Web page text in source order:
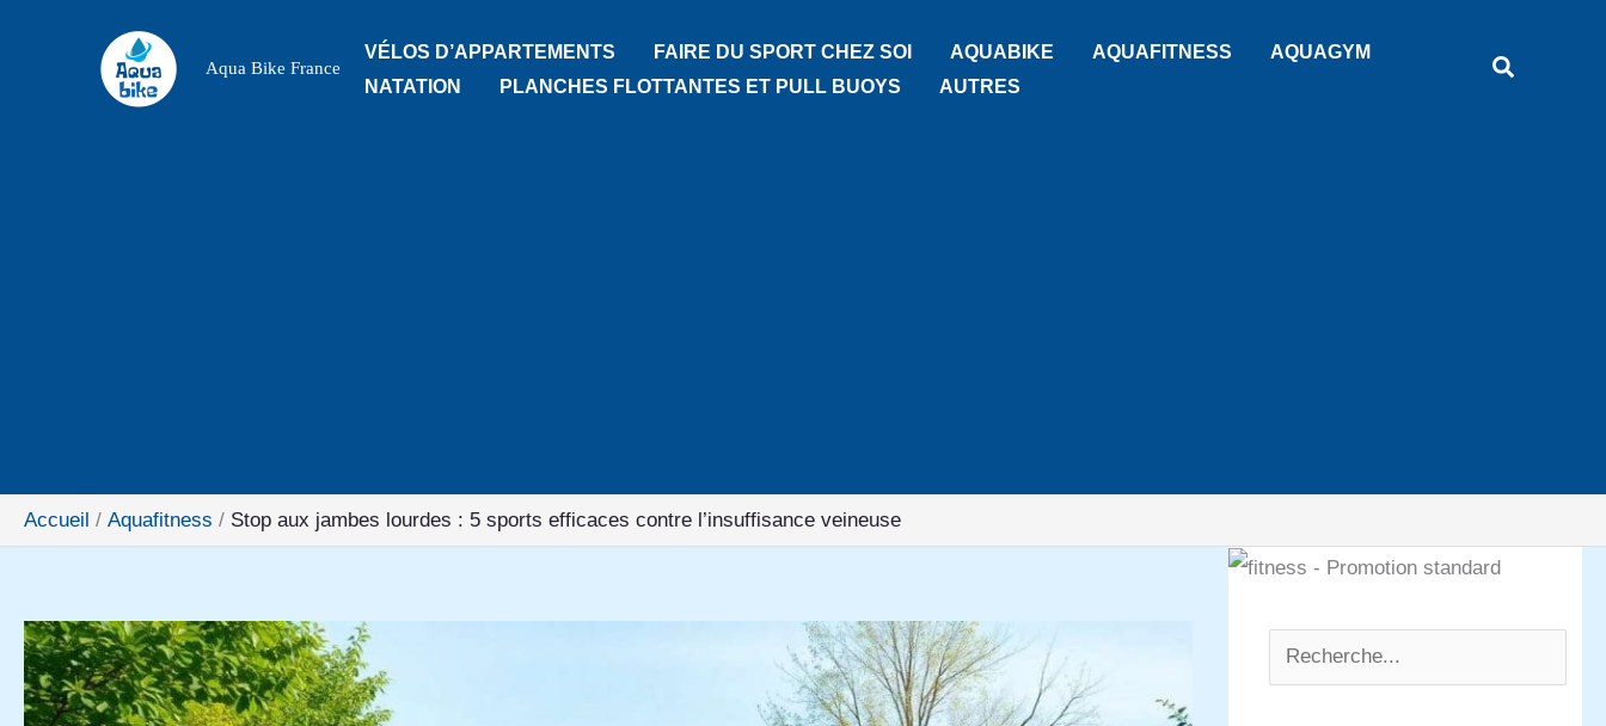
Aqua Bike France
VÉLOS D’APPARTEMENTS FAIRE DU SPORT CHEZ SOI AQUABIKE AQUAFITNESS
AQUAGYM
NATATION
PLANCHES FLOTTANTES ET PULL BUOYS AUTRES
Accueil Aquafitness Stop aux jambes lourdes : 5 sports efficaces contre l’insuffisance veineuse